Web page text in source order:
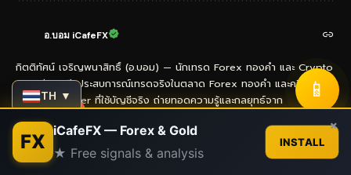
อ.บอม iCafeFX
กิตติทัศน์ เจริญพนาสิทธิ์ (อ.บอม) — นักเทรด Forex ทองคำ และ Crypto
มากกว่า 13 ปี ประสบการณ์เทรดจริงในตลาด Forex ทองคำ และคริปโต
XM VIP Partner ที่ใช้บัญชีจริง ถ่ายทอดความรู้และกลยุทธ์จาก
เว็บไซต์ iCafeFX สำหรับนักเทรดไทย
TH ▼ 📱
FX iCafeFX — Forex & Gold
★ Free signals & analysis
INSTALL
×
Contact us
Open